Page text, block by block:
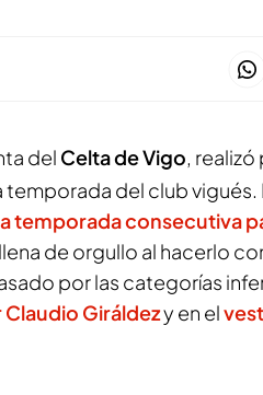
del Celta de Vigo, realizó
temporada del club
temporada consecutiva
de orgullo al hacerlo
por las categorías
Giráldezy en el